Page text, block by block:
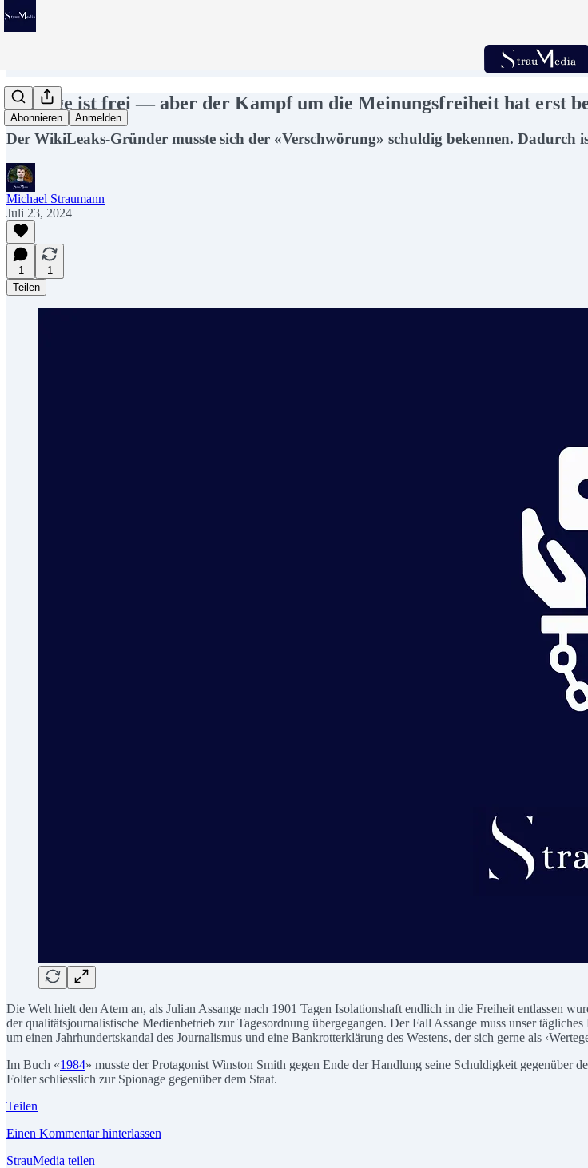
Abonnieren Anmelden
Assange ist frei — aber der Kampf um die Meinungsfreiheit hat erst
Der WikiLeaks-Gründer musste sich der «Verschwörung» schuldig bekennen. Dadurch
Michael Straumann
Juli 23, 2024
1
1
Teilen
Die Welt hielt den Atem an, als Julian Assange nach 1901 Tagen Isolationshaft endlich in die Freiheit entlassen
der qualitätsjournalistische Medienbetrieb zur Tagesordnung übergegangen. Der Fall Assange muss unser
um einen Jahrhundertskandal des Journalismus und eine Bankrotterklärung des Westens, der sich gerne als
Im Buch «1984» musste der Protagonist Winston Smith gegen Ende der Handlung seine Schuldigkeit gegenüber
Folter schliesslich zur Spionage gegenüber dem Staat.
Teilen
Einen Kommentar hinterlassen
StrauMedia teilen